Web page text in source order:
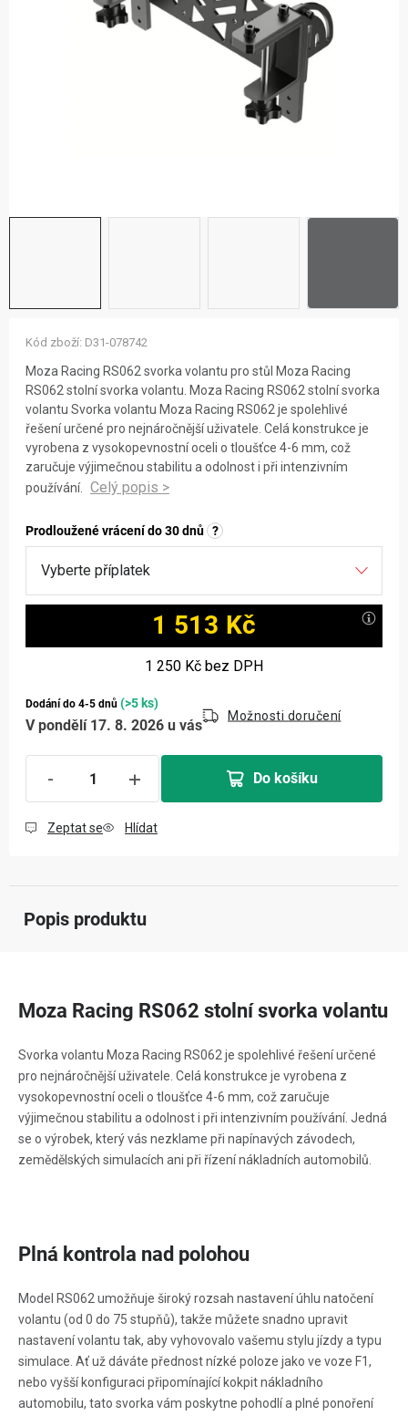
Moza Racing RS062 svorka volantu pro stůl Moza Racing
RS062 stolní svorka volantu. Moza Racing RS062 stolní svorka
volantu Svorka volantu Moza Racing RS062 je spolehlivé
řešení určené pro nejnáročnější uživatele. Celá konstrukce je
vyrobena z vysokopevnostní oceli o tloušťce 4-6 mm, což
zaručuje výjimečnou stabilitu a odolnost i při intenzivním
používání.
Prodloužené vrácení do 30 dnů ?
1 513 Kč
1 250 Kč bez DPH
Dodání do 4-5 dnů (>5 ks)
V pondělí 17. 8. 2026 u vás
Možnosti doručení
Do košíku
Kód zboží: D31-078742
Zeptat se Hlídat
Popis produktu
Moza Racing RS062 stolní svorka volantu
Svorka volantu Moza Racing RS062 je spolehlivé řešení určené
pro nejnáročnější uživatele. Celá konstrukce je vyrobena z
vysokopevnostní oceli o tloušťce 4-6 mm, což zaručuje
výjimečnou stabilitu a odolnost i při intenzivním používání. Jedná
se o výrobek, který vás nezklame při napínavých závodech,
zemědělských simulacích ani při řízení nákladních automobilů.
Plná kontrola nad polohou
Model RS062 umožňuje široký rozsah nastavení úhlu natočení
volantu (od 0 do 75 stupňů), takže můžete snadno upravit
nastavení volantu tak, aby vyhovovalo vašemu stylu jízdy a typu
simulace. Ať už dáváte přednost nízké poloze jako ve voze F1,
nebo vyšší konfiguraci připomínající kokpit nákladního
automobilu, tato svorka vám poskytne pohodlí a plné ponoření